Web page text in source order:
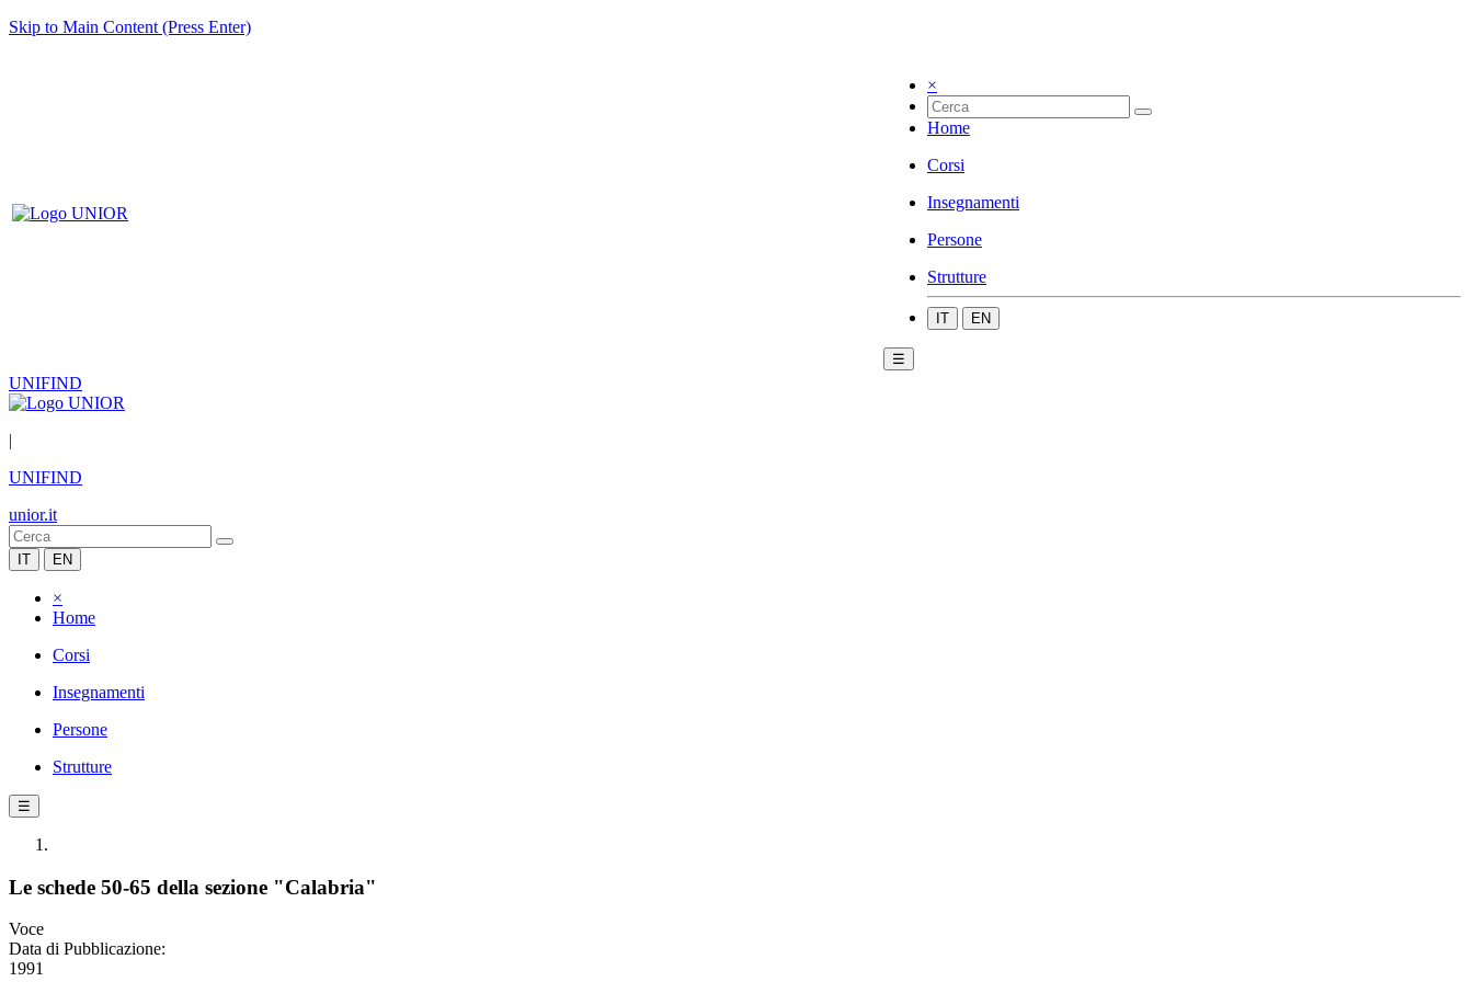
Skip to Main Content (Press Enter)
×
Home
Corsi
Insegnamenti
Persone
Strutture
IT EN
☰
UNIFIND
|
UNIFIND
unior.it
IT EN
×
Home
Corsi
Insegnamenti
Persone
Strutture
☰
Le schede 50-65 della sezione "Calabria"
Voce
Data di Pubblicazione:
1991